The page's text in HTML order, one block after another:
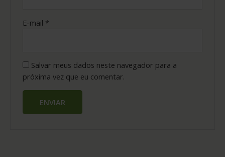
E-mail *
Salvar meus dados neste navegador para a
próxima vez que eu comentar.